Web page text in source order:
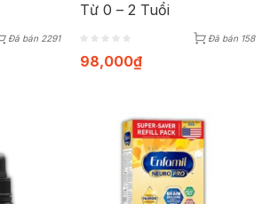
Đã bán 2291
Từ 0 – 2 Tuổi
Đã bán 158
98,000₫